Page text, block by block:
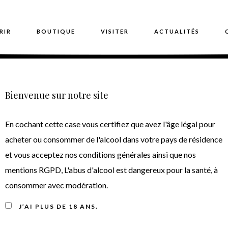
BOUTIQUE VISITER ACTUALITÉS
Moulin de Canhaut
2012
Note de dégustation du vin
Bienvenue sur notre site
En cochant cette case vous certifiez que avez l'âge légal pour
acheter ou consommer de l'alcool dans votre pays de résidence
et vous acceptez nos conditions générales ainsi que nos
mentions RGPD, L'abus d'alcool est dangereux pour la santé, à
consommer avec modération.
J’AI PLUS DE 18 ANS.